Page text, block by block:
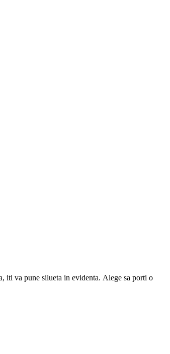
iti va pune silueta in evidenta. Alege sa porti o